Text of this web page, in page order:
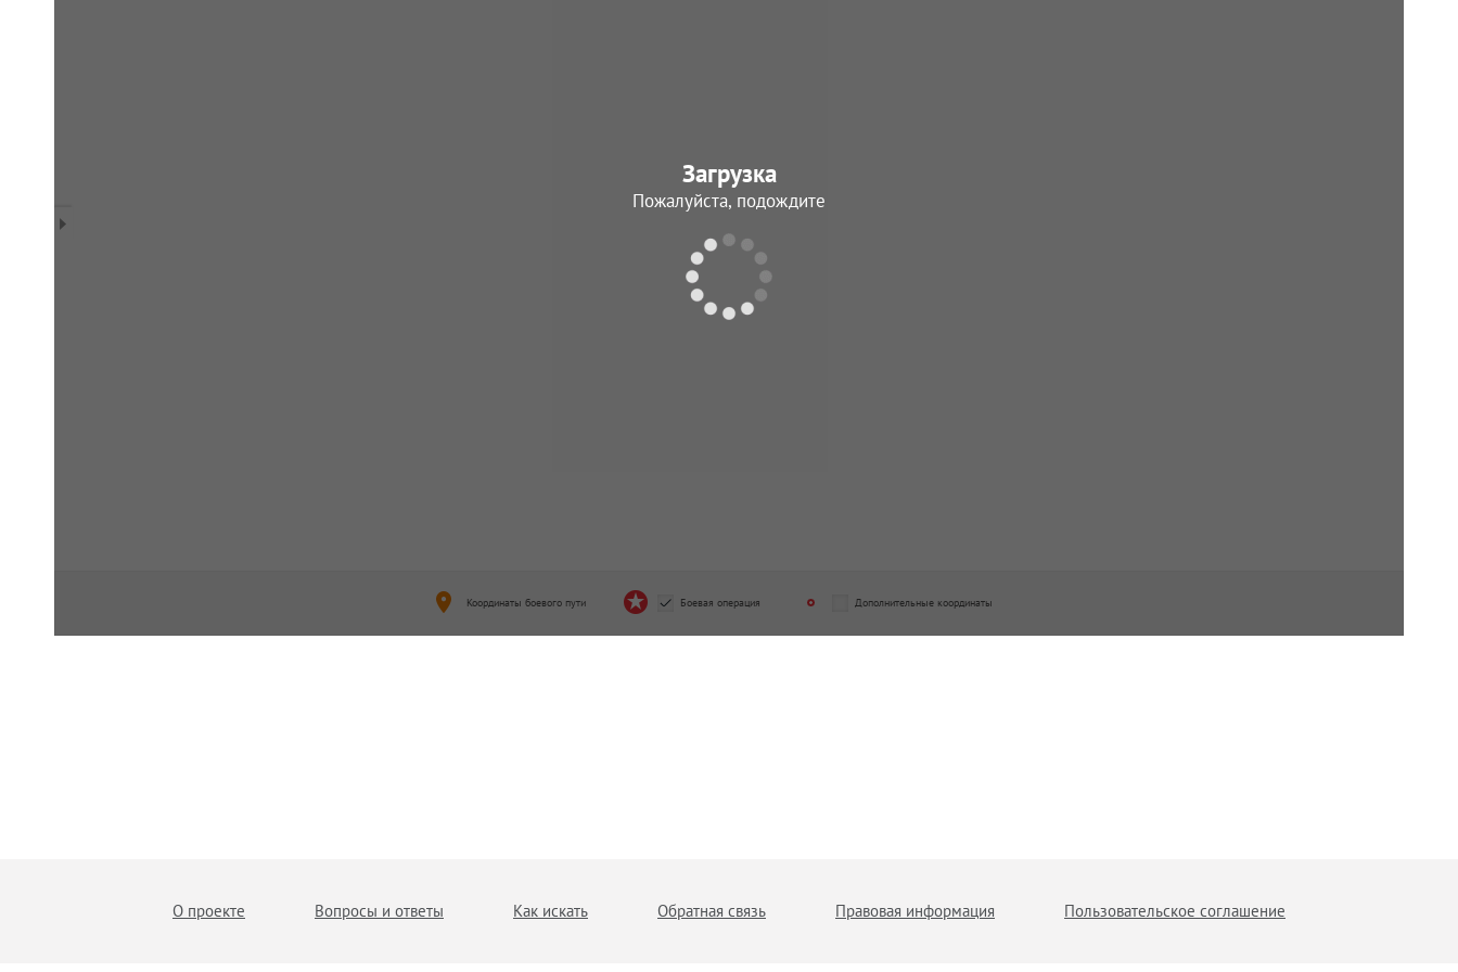
Координаты боевого пути Боевая операция Дополнительные координаты
Загрузка
Пожалуйста, подождите
О проекте Вопросы и ответы Как искать Обратная связь Правовая информация Пользовательское соглашение